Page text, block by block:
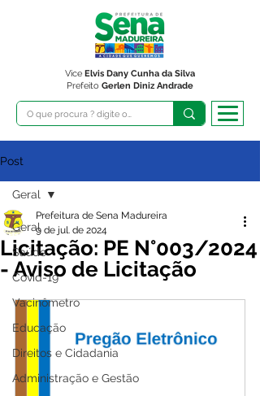
Prefeito Gerlen Diniz Andrade
Vice Elvis Dany Cunha da Silva
Post
Geral
Saúde
Covid-19
Vacinômetro
Educação
Direitos e Cidadania
Administração e Gestão
Geral
Licitação: PE N°003/2024
- Aviso de Licitação
Prefeitura de Sena Madureira
9 de jul. de 2024